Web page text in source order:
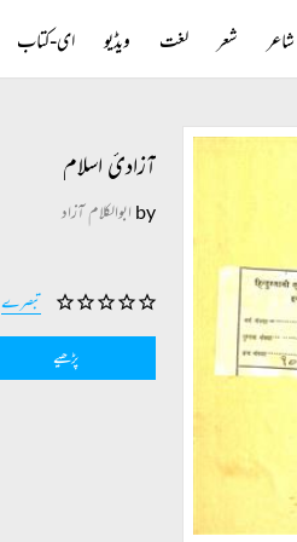
آزادیٔ اسلام
by ابوالکلام آزاد
تبصرے
پڑھیے
شاعر شعر لغت ویڈیو ای-کتاب